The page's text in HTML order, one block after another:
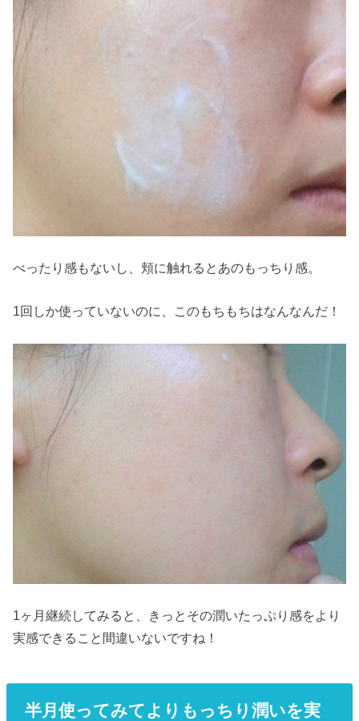
べったり感もないし、頬に触れるとあのもっちり感。
1回しか使っていないのに、このもちもちはなんなんだ！
1ヶ月継続してみると、きっとその潤いたっぷり感をより
実感できること間違いないですね！
半月使ってみてよりもっちり潤いを実